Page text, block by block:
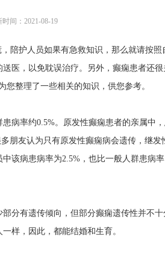
时间：2021-08-19
陪护人员如果有急救知识，那么就请按照
医，以免耽误治疗。另外，癫痫患者还很
整理了一些相关的知识，供您参考。
病率约0.5%。原发性癫痫患者的亲属中
朋友认为只有原发性癫痫病会遗传，继发
该病患病率为2.5%，也比一般人群患病率
分有遗传倾向，但部分癫痫遗传性并不十
样，因此，都能结婚和生育。